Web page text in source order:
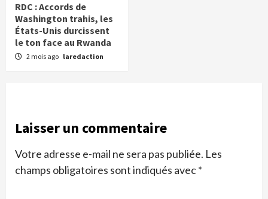
RDC : Accords de
Washington trahis, les
États-Unis durcissent
le ton face au Rwanda
2 mois ago laredaction
Laisser un commentaire
Votre adresse e-mail ne sera pas publiée. Les
champs obligatoires sont indiqués avec*